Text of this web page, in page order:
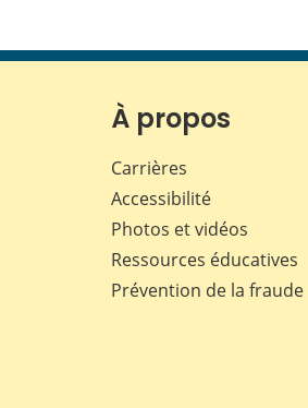
À propos
Carrières
Accessibilité
Photos et vidéos
Ressources éducatives
Prévention de la fraude